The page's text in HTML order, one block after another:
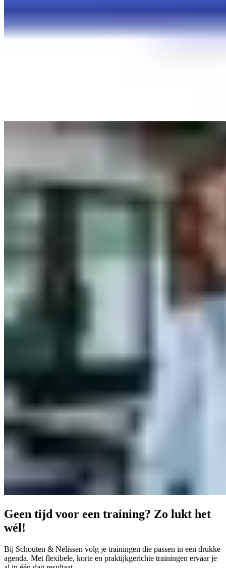
Geen tijd voor een training? Zo lukt het
wél!
Bij Schouten & Nelissen volg je trainingen die passen in een drukke
agenda. Met flexibele, korte en praktijkgerichte trainingen ervaar je